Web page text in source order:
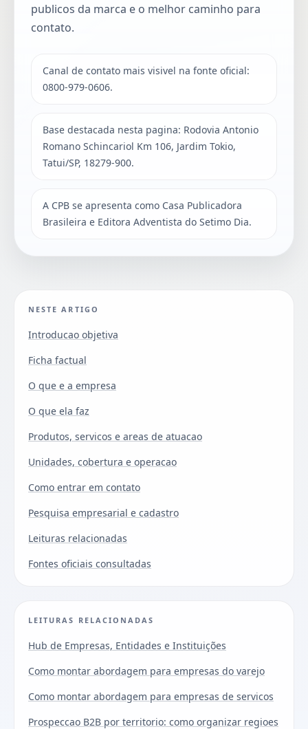
publicos da marca e o melhor caminho para
contato.
Canal de contato mais visivel na fonte oficial:
0800-979-0606.
Base destacada nesta pagina: Rodovia Antonio
Romano Schincariol Km 106, Jardim Tokio,
Tatui/SP, 18279-900.
A CPB se apresenta como Casa Publicadora
Brasileira e Editora Adventista do Setimo Dia.
NESTE ARTIGO
Introducao objetiva
Ficha factual
O que e a empresa
O que ela faz
Produtos, servicos e areas de atuacao
Unidades, cobertura e operacao
Como entrar em contato
Pesquisa empresarial e cadastro
Leituras relacionadas
Fontes oficiais consultadas
LEITURAS RELACIONADAS
Hub de Empresas, Entidades e Instituições
Como montar abordagem para empresas do varejo
Como montar abordagem para empresas de servicos
Prospeccao B2B por territorio: como organizar regioes